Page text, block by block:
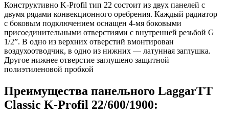
Конструктивно K-Profil тип 22 состоит из двух панелей с
двумя рядами конвекционного оребрения. Каждый радиатор
с боковым подключением оснащен 4-мя боковыми
присоединительными отверстиями с внутренней резьбой G
1/2”. В одно из верхних отверстий вмонтирован
воздухоотводчик, в одно из нижних — латунная заглушка.
Другое нижнее отверстие заглушено защитной
полиэтиленовой пробкой
Преимущества панельного LaggarTT
Classic K-Profil 22/600/1900: